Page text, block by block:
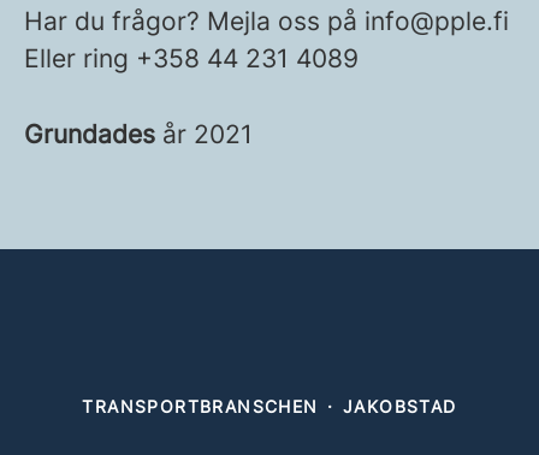
Har du frågor? Mejla oss på info@pple.fi
Eller ring +358 44 231 4089
Grundades år 2021
TRANSPORTBRANSCHEN · JAKOBSTAD